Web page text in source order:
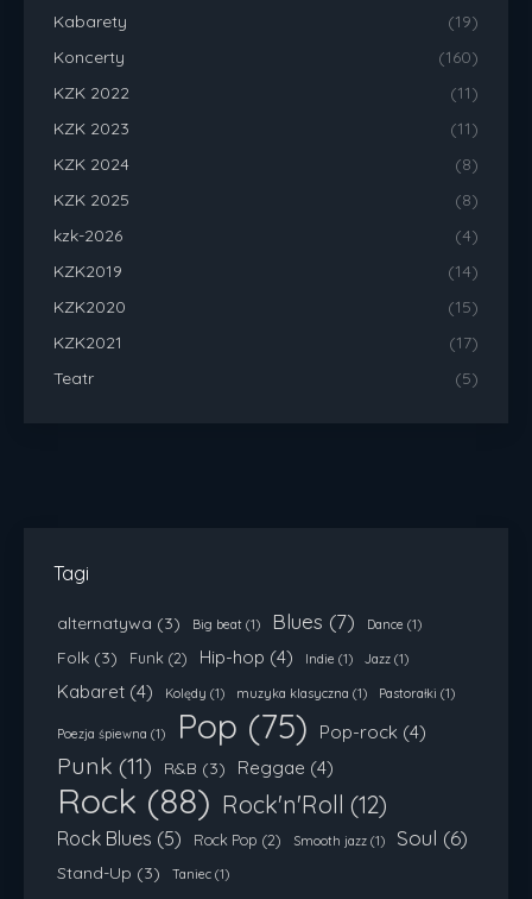
Kabarety
(19)
Koncerty
(160)
KZK 2022
(11)
KZK 2023
(11)
KZK 2024
(8)
KZK 2025
(8)
kzk-2026
(4)
KZK2019
(14)
KZK2020
(15)
KZK2021
(17)
Teatr
(5)
Tagi
alternatywa (3) Big beat (1) Blues (7) Dance (1)
Folk (3) Funk (2) Hip-hop (4) Indie (1) Jazz (1)
Kabaret (4) Kolędy (1) muzyka klasyczna (1) Pastorałki (1)
Poezja śpiewna (1) Pop (75) Pop-rock (4)
Punk (11) R&B (3) Reggae (4)
Rock (88) Rock'n'Roll (12)
Rock Blues (5) Rock Pop (2) Smooth jazz (1) Soul (6)
Stand-Up (3) Taniec (1)